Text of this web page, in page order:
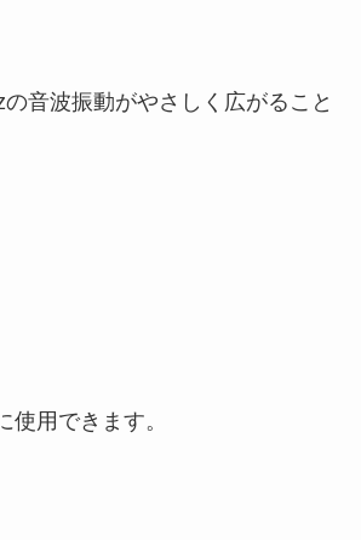
音波振動がやさしく広がること
使用できます。